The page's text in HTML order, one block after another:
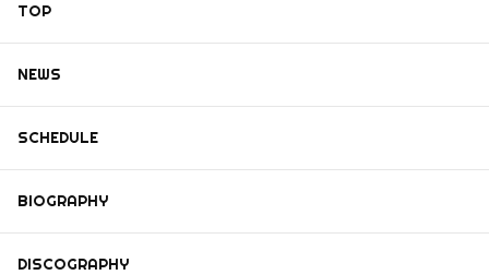
TOP
NEWS
SCHEDULE
BIOGRAPHY
DISCOGRAPHY